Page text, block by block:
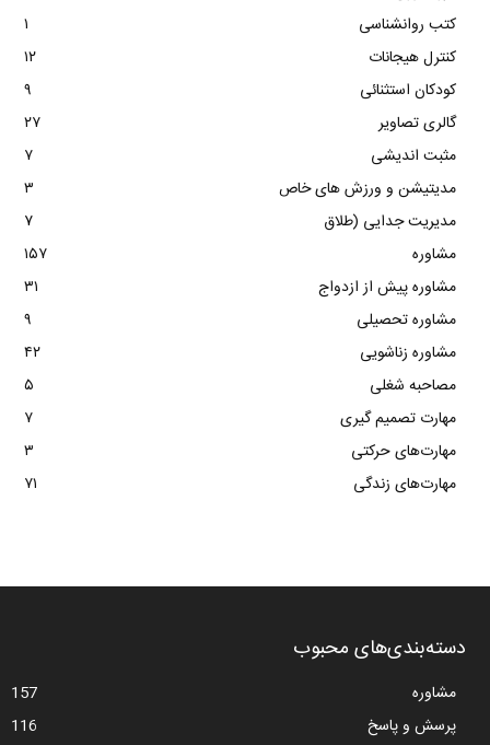
کتب روانشناسی
۱
کنترل هیجانات
۱۲
کودکان استثنائی
۹
گالری تصاویر
۲۷
مثبت اندیشی
۷
مدیتیشن و ورزش های خاص
۳
مدیریت جدایی (طلاق
۷
مشاوره
۱۵۷
مشاوره پیش از ازدواج
۳۱
مشاوره تحصیلی
۹
مشاوره زناشویی
۴۲
مصاحبه شغلی
۵
مهارت تصمیم گیری
۷
مهارت‌های حرکتی
۳
مهارت‌های زندگی
۷۱
دسته‌بندی‌های محبوب
مشاوره
157
پرسش و پاسخ
116